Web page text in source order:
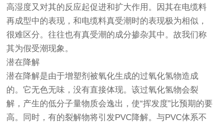
高湿度又对其的反应起促进和扩大作用。因其在电缆料
再成型中的表现，和电缆料真受潮时的表现极为相似，
很难区分。往往也有真受潮的成分掺杂其中。故我们称
其为假受潮现象。
潜在降解
潜在降解是由于增塑剂被氧化生成的过氧化氢物造成
的。它无色无味，没有直接体现。该过氧化氢物会裂
解，产生的低分子量物质会逸出，使“挥发度”比预期的要
高。同时，有的裂解物将引发PVC降解。与PVC体系不